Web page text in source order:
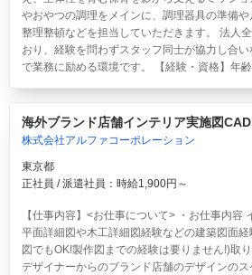
やおやつの調理をメインに、調理器具の準備や
整理整頓などを担当していただきます。 法人
おり、経験を問わずスタッフ同士が協力し合
で業務に励める環境です。 【経験・資格】年
海外ブランド店舗インテリア実施図
株式会社アルファコーポレーション
東京都
正社員 / 派遣社員：時給1,900円～
【仕事内容】<お仕事について> ・お仕事内容
平面詳細図や木工詳細図経験などの建築図面
図でもOK!製作図までの経験は要りません!)取
デザイナーからのブランド店舗のデザインの